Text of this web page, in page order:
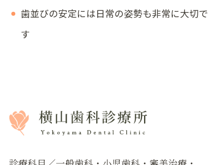
歯並びの安定には日常の姿勢も非常に大切で
す